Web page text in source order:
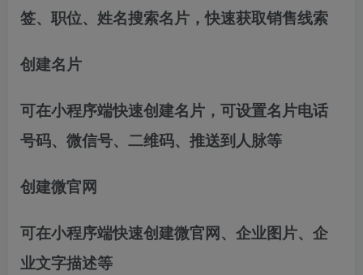
签、职位、姓名搜索名片，快速获取销售线索
创建名片
可在小程序端快速创建名片，可设置名片电话
号码、微信号、二维码、推送到人脉等
创建微官网
可在小程序端快速创建微官网、企业图片、企
业文字描述等